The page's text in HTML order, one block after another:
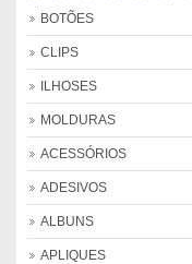
BOTÕES
CLIPS
ILHOSES
MOLDURAS
ACESSÓRIOS
ADESIVOS
ALBUNS
APLIQUES